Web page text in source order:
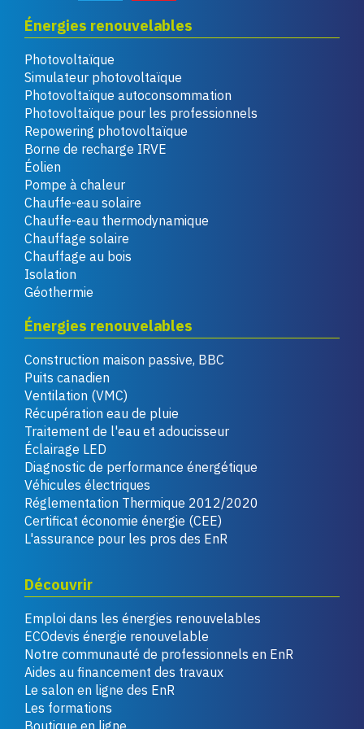
Énergies renouvelables
Photovoltaïque
Simulateur photovoltaïque
Photovoltaïque autoconsommation
Photovoltaïque pour les professionnels
Repowering photovoltaïque
Borne de recharge IRVE
Éolien
Pompe à chaleur
Chauffe-eau solaire
Chauffe-eau thermodynamique
Chauffage solaire
Chauffage au bois
Isolation
Géothermie
Énergies renouvelables
Construction maison passive, BBC
Puits canadien
Ventilation (VMC)
Récupération eau de pluie
Traitement de l'eau et adoucisseur
Éclairage LED
Diagnostic de performance énergétique
Véhicules électriques
Réglementation Thermique 2012/2020
Certificat économie énergie (CEE)
L'assurance pour les pros des EnR
Découvrir
Emploi dans les énergies renouvelables
ECOdevis énergie renouvelable
Notre communauté de professionnels en EnR
Aides au financement des travaux
Le salon en ligne des EnR
Les formations
Boutique en ligne